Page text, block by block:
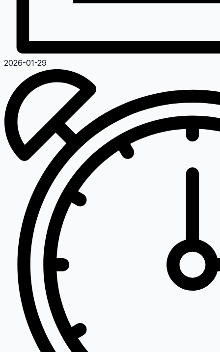
2026-01-29